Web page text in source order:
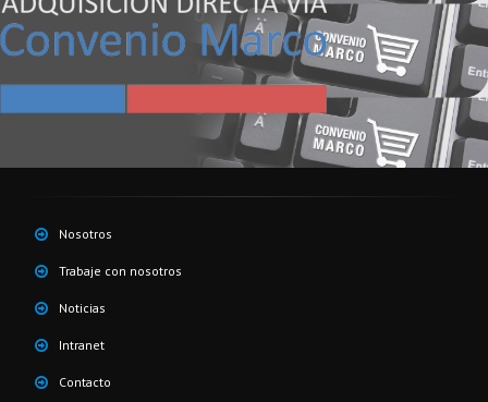
Nosotros
Trabaje con nosotros
Noticias
Intranet
Contacto